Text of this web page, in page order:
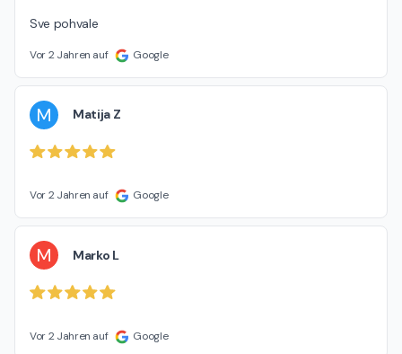
Sve pohvale
Vor 2 Jahren auf Google
M Matija Z
Vor 2 Jahren auf Google
M Marko L
Vor 2 Jahren auf Google